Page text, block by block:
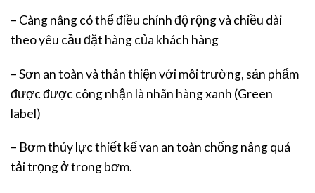
– Càng nâng có thể điều chỉnh độ rộng và chiều dài
theo yêu cầu đặt hàng của khách hàng
– Sơn an toàn và thân thiện với môi trường, sản phẩm
được được công nhận là nhãn hàng xanh (Green
label)
– Bơm thủy lực thiết kế van an toàn chống nâng quá
tải trọng ở trong bơm.